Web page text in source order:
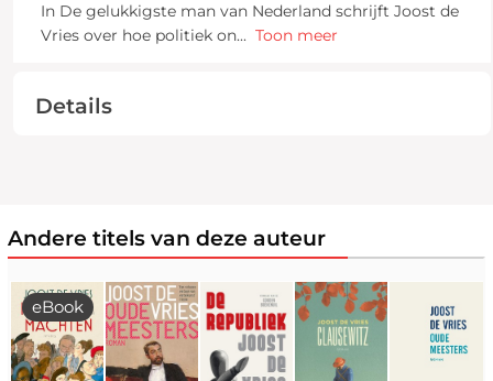
In De gelukkigste man van Nederland schrijft Joost de
Vries over hoe politiek on... Toon meer
Details
Andere titels van deze auteur
eBook